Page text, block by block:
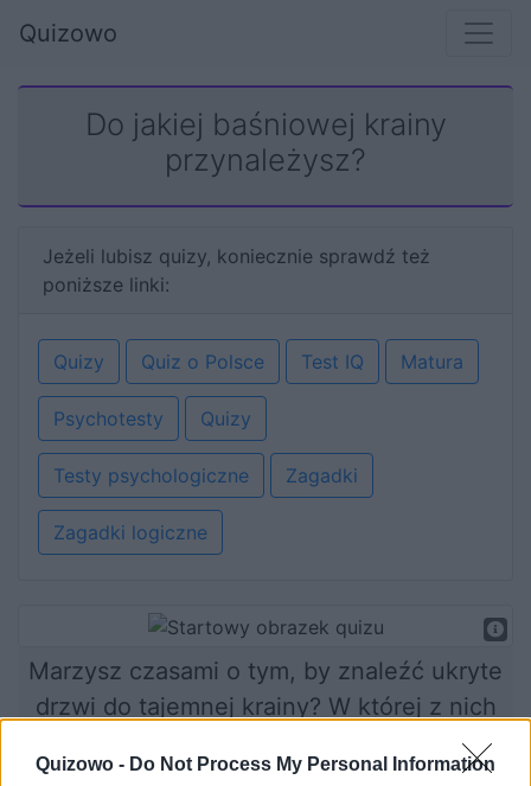
Quizowo - Do Not Process My Personal Information
Quizowo
Do jakiej baśniowej krainy
przynależysz?
Jeżeli lubisz quizy, koniecznie sprawdź też
poniższe linki:
Quizy Quiz o Polsce Test IQ Matura
Psychotesty Quizy
Testy psychologiczne Zagadki
Zagadki logiczne
Marzysz czasami o tym, by znaleźć ukryte
drzwi do tajemnej krainy? W której z nich